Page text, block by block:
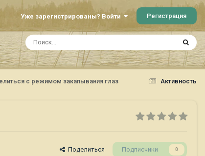
Уже зарегистрированы? Войти Регистрация
Активность
с режимом закапывания глаз
Поделиться Подписчики 0